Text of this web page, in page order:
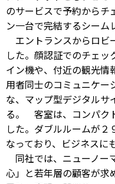
のサービスで予約からチ
ン一台で完結するシーム
エントランスからロビ
した。顔認証でのチェ
イン機や、付近の観光情
用者同士のコミュニケー
な、マップ型デジタルサ
る。 客室は、コンパク
した。ダブルルームが２
なっており、ビジネス
同社では、ニューノー
心」と若年層の顧客が求